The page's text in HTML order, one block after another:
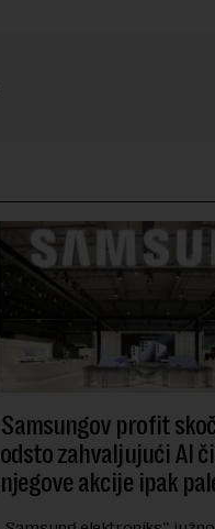
Samsungov profit
odsto zahvaljujući AI
njegove akcije ipak